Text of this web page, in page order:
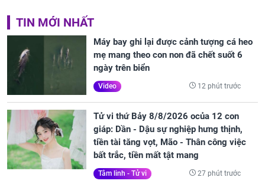
TIN MỚI NHẤT
Máy bay ghi lại được cảnh tượng cá heo
mẹ mang theo con non đã chết suốt 6
ngày trên biển
Video 12 phút trước
Tử vi thứ Bảy 8/8/2026 ocủa 12 con
giáp: Dần - Dậu sự nghiệp hưng thịnh,
tiền tài tăng vọt, Mão - Thân công việc
bất trắc, tiền mất tật mang
Tâm linh - Tử vi 27 phút trước